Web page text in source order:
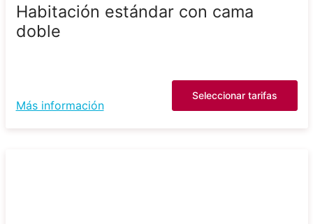
Habitación estándar con cama
doble
Más información
Seleccionar tarifas